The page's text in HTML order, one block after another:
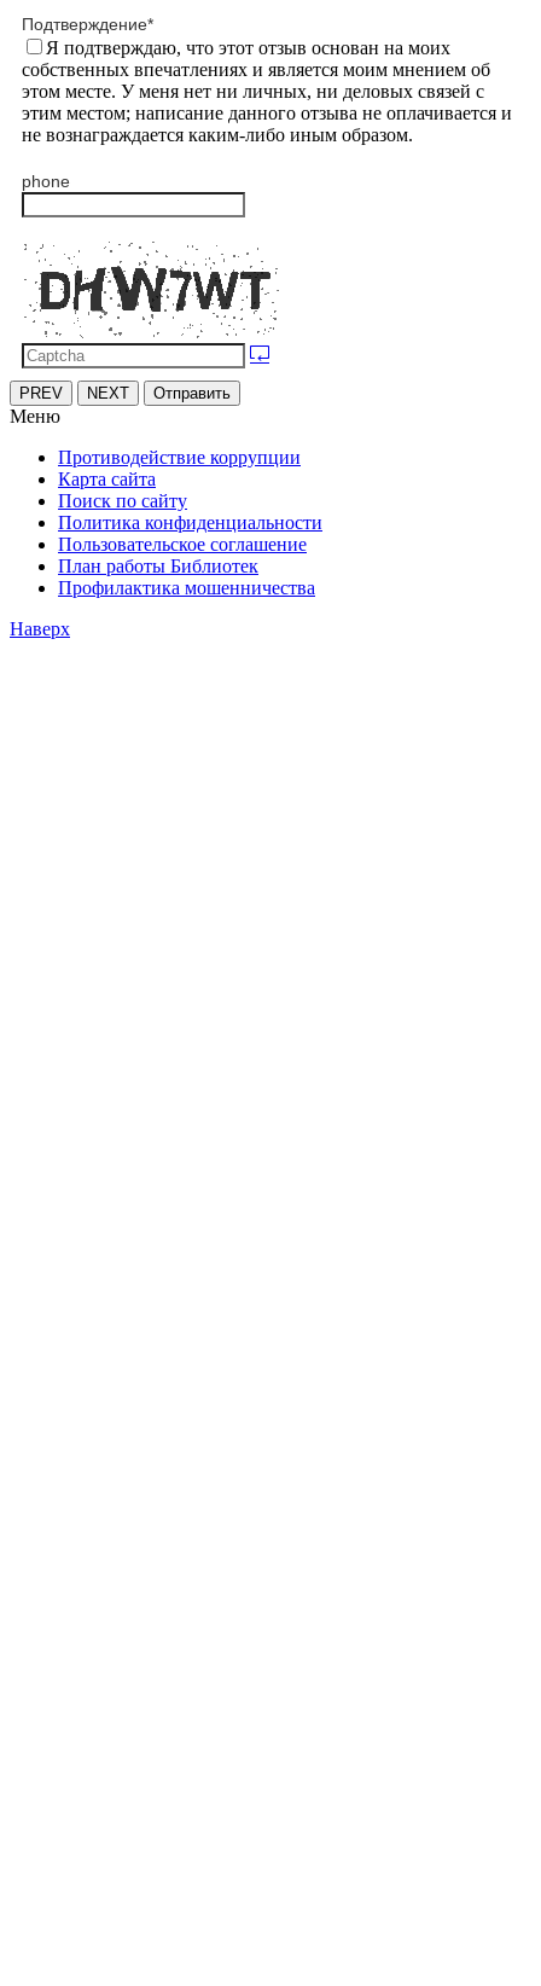
Подтверждение*
Я подтверждаю, что этот отзыв основан на моих
собственных впечатлениях и является моим мнением об
этом месте. У меня нет ни личных, ни деловых связей с
этим местом; написание данного отзыва не оплачивается и
не вознаграждается каким-либо иным образом.
phone
PREV NEXT Отправить
Меню
Противодействие коррупции
Карта сайта
Поиск по сайту
Политика конфиденциальности
Пользовательское соглашение
План работы Библиотек
Профилактика мошенничества
Наверх